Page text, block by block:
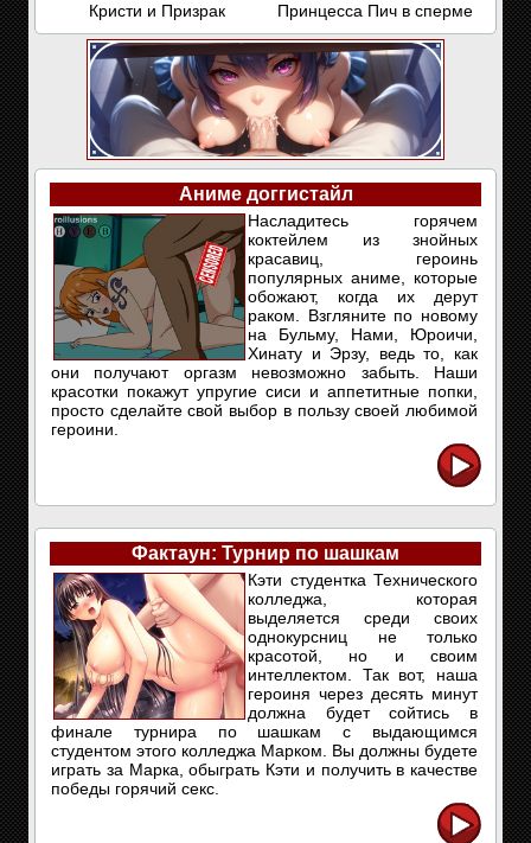
Кристи и Призрак Принцесса Пич в сперме
Аниме доггистайл
Насладитесь горячем
коктейлем из знойных
красавиц, героинь
популярных аниме, которые
обожают, когда их дерут
раком. Взгляните по новому
на Бульму, Нами, Юроичи,
Хинату и Эрзу, ведь то, как
они получают оргазм невозможно забыть. Наши
красотки покажут упругие сиси и аппетитные попки,
просто сделайте свой выбор в пользу своей любимой
героини.
Фактаун: Турнир по шашкам
Кэти студентка Технического
колледжа, которая
выделяется среди своих
однокурсниц не только
красотой, но и своим
интеллектом. Так вот, наша
героиня через десять минут
должна будет сойтись в
финале турнира по шашкам с выдающимся
студентом этого колледжа Марком. Вы должны будете
играть за Марка, обыграть Кэти и получить в качестве
победы горячий секс.